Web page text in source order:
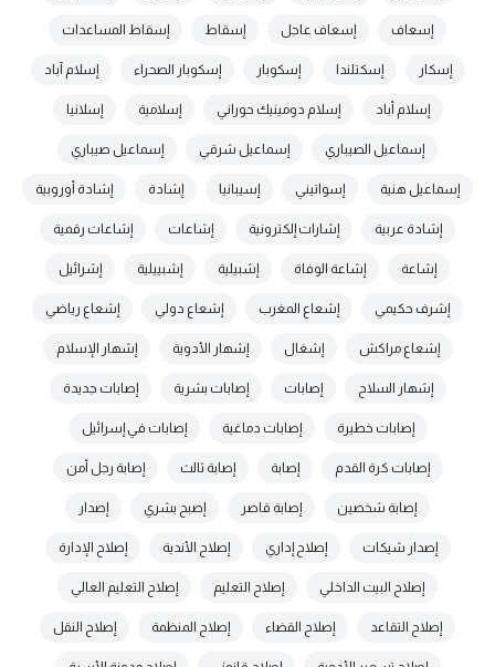
إسعاف إسعاف عاجل إسقاط إسقاط المساعدات
إسكار إسكتلندا إسكوبار إسكوبار الصحراء إسلام آباد
إسلام أباد إسلام دومينيك حوراني إسلامية إسلانيا
إسماعيل الصيباري إسماعيل شرقي إسماعيل صيباري
إسماعيل هنية إسواتيني إسيبانيا إشادة إشادة أوروبية
إشادة عربية إشارات إلكترونية إشاعات إشاعات رقمية
إشاعة إشاعة الوفاة إشبيلية إشبييلية إشرائيل
إشرف حكيمي إشعاع المغرب إشعاع دولي إشعاع رياضي
إشعاع مراكش إشغال إشهار الأدوية إشهار الإسلام
إشهار السلاح إصابات إصابات بشرية إصابات جديدة
إصابات خطيرة إصابات دماغية إصابات في إسرائيل
إصابات كرة القدم إصابة إصابة ثالث إصابة رجل أمن
إصابة شخصين إصابة قاصر إصبح بشري إصدار
إصدار شيكات إصلاح إداري إصلاح الأندية إصلاح الإدارة
إصلاح البيت الداخلي إصلاح التعليم إصلاح التعليم العالي
إصلاح التقاعد إصلاح القضاء إصلاح المنظمة إصلاح النقل